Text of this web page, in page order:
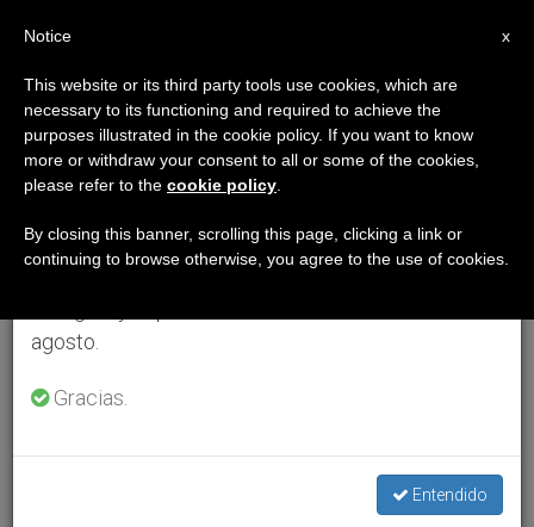
×
Aviso importante
Del 27 de julio al 7 de agosto haremos la pausa
anual, aprovechando que en el periodo de verano
se generan menos informaciones y también el
agosto.
Gracias.
Entendido
x
Notice
This website or its third party tools use cookies, which are
necessary to its functioning and required to achieve the
purposes illustrated in the cookie policy. If you want to know
more or withdraw your consent to all or some of the cookies,
please refer to the cookie policy
By closing this banner, scrolling this page, clicking a link or
continuing to browse otherwise, you agree to the use of cookies.